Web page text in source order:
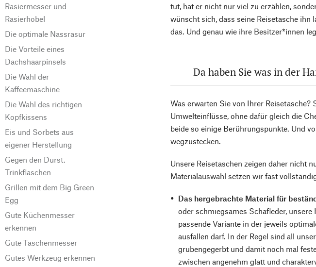
Rasiermesser und
Rasierhobel
Die optimale Nassrasur
Die Vorteile eines
Dachshaarpinsels
Die Wahl der
Kaffeemaschine
Die Wahl des richtigen
Kopfkissens
Eis und Sorbets aus
eigener Herstellung
Gegen den Durst.
Trinkflaschen
Grillen mit dem Big Green
Egg
Gute Küchenmesser
erkennen
Gute Taschenmesser
Gutes Werkzeug erkennen
tut, hat er nicht nur viel zu erzählen,
wünscht sich, dass seine Reisetasche ihn
das. Und genau wie ihre Besitzer*innen
Da haben Sie was in der
Was erwarten Sie von Ihrer
Umwelteinflüsse, ohne dafür gleich die
beide so einige Berührungspunkte. Und
wegzustecken.
Unsere Reisetaschen zeigen daher nicht
Materialauswahl setzen wir fast
Das hergebrachte Material für
oder schmiegsames Schafleder,
passende Variante in der jeweils
ausfallen darf. In der Regel sind all
grubengegerbt und damit noch mal
zwischen angenehm glatt und